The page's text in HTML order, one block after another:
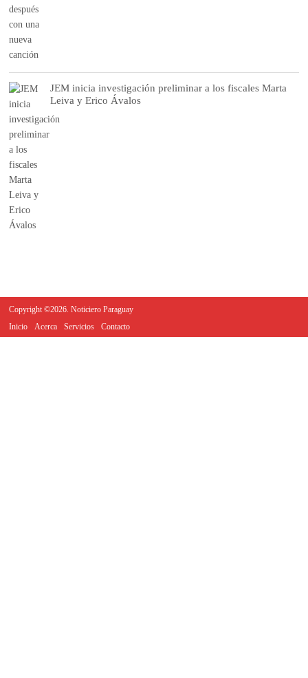
JEM inicia investigación preliminar a los fiscales Marta
Leiva y Erico Ávalos
Copyright ©2026. Noticiero Paraguay
Inicio
Acerca Servicios Contacto